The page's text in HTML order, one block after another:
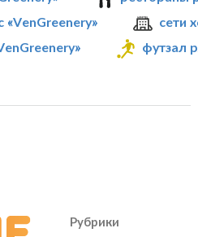
«VenGreenery»
сети
футзал
Рубрики